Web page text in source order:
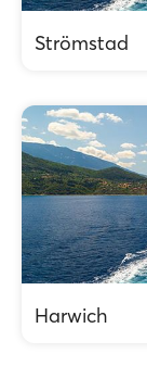
Strömstad
Harwich